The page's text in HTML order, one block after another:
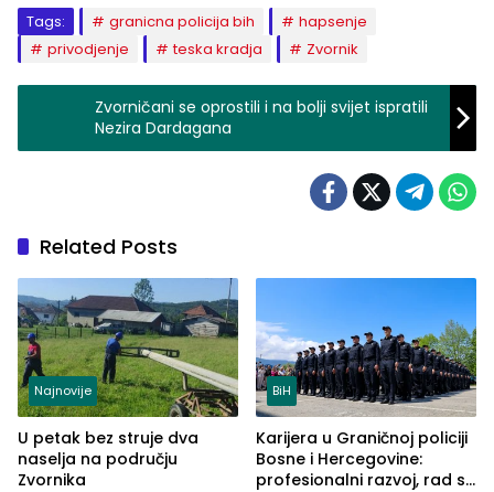
Tags: granicna policija bih
hapsenje
privodjenje
teska kradja Zvornik
Zvorničani se oprostili i na bolji svijet ispratili
Nezira Dardagana
Related Posts
Najnovije
U petak bez struje dva
naselja na području
Zvornika
BiH
Karijera u Graničnoj policiji
Bosne i Hercegovine:
profesionalni razvoj, rad sa